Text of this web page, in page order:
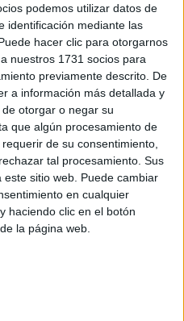
podemos utilizar datos de
identificación mediante las
hacer clic para otorgarnos
nuestros 1731 socios para
previamente descrito. De
a información más detallada y
otorgar o negar su
que algún procesamiento de
de su consentimiento,
tal procesamiento. Sus
sitio web. Puede cambiar
en cualquier
haciendo clic en el botón
la página web.
de la
Padre Jesús Caído y la
y pondrán la nota
será destinado para
de la iglesia de Santa
Villada, explicó que la
sábado 16 de diciembre,
y partirá desde la plaza